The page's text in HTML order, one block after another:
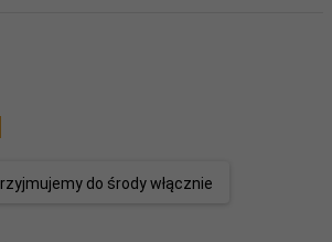
do środy włącznie